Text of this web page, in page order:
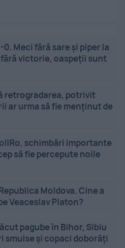
0. Meci fără sare și piper la
fără victorie, oaspeții sunt
retrogradarea, potrivit
ar urma să fie menținut de
schimbări importante
să fie percepute noile
Moldova. Cine a
Veaceslav Platon?
pagube în Bihor, Sibiu
smulse și copaci doborâți